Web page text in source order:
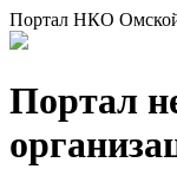
Портал НКО
Портал